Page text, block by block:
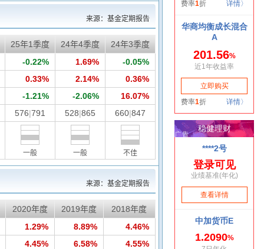
来源：基金定期报告
25年1季度 24年4季度
24年3季度
-0.22%
1.69%
-0.05%
0.33%
2.14%
0.36%
-1.21%
-2.06%
16.07%
576|791 528|865 660|847
一般 一般 不佳
来源：基金定期报告
2020年度 2019年度
2018年度
1.29%
8.89%
4.46%
4.45%
6.58%
4.55%